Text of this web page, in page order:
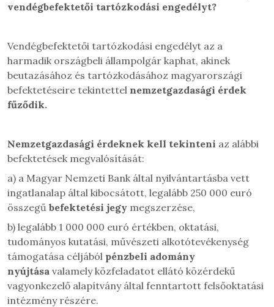
vendégbefektetői tartózkodási engedélyt?
Vendégbefektetői tartózkodási engedélyt az a
harmadik országbeli állampolgár kaphat, akinek
beutazásához és tartózkodásához magyarországi
befektetéseire tekintettel nemzetgazdasági érdek
fűződik.
Nemzetgazdasági érdeknek kell tekinteni az alábbi
befektetések megvalósítását:
a) a Magyar Nemzeti Bank által nyilvántartásba vett
ingatlanalap által kibocsátott, legalább 250 000 euró
összegű befektetési jegy megszerzése,
b) legalább 1 000 000 euró értékben, oktatási,
tudományos kutatási, művészeti alkotótevékenység
támogatása céljából pénzbeli adomány
nyújtása valamely közfeladatot ellátó közérdekű
vagyonkezelő alapítvány által fenntartott felsőoktatási
intézmény részére.